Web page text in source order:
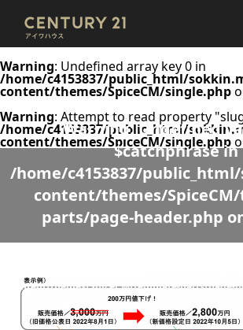
Warning: Undefined array key 0 in
/home/c4153837/public_html/
content/themes/SpiceCM/single.php
Warning: Attempt to read property
/home/c4153837/public_html/
content/themes/SpiceCM/single.php
Warning: Undefined
$catchphrase in
/home/c4153837/
content/themes/
parts/page-header.php
content/themes/SpiceCM/template-parts/page-